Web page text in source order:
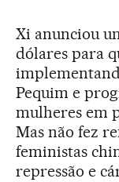
Xi anunciou
dólares para
Pequim e
mulheres em
Mas não fez
feministas
repressão e